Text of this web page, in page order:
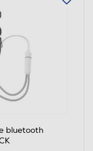
bluetooth